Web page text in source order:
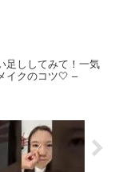
足ししてみて！一気
イクのコツ🤍 –